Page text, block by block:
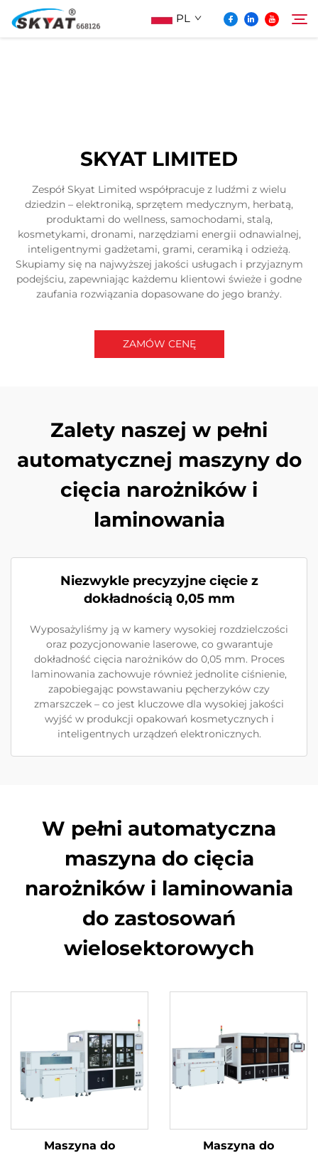
PL
Wideo I Zastosowanie
Projektowanie
Skontaktuj się z nami
SKYAT LIMITED
Zespół Skyat Limited współpracuje z ludźmi z wielu
dziedzin – elektroniką, sprzętem medycznym, herbatą,
produktami do wellness, samochodami, stalą,
kosmetykami, dronami, narzędziami energii odnawialnej,
inteligentnymi gadżetami, grami, ceramiką i odzieżą.
Skupiamy się na najwyższej jakości usługach i przyjaznym
podejściu, zapewniając każdemu klientowi świeże i godne
zaufania rozwiązania dopasowane do jego branży.
ZAMÓW CENĘ
Zalety naszej w pełni
automatycznej maszyny do
cięcia narożników i
laminowania
Niezwykle precyzyjne cięcie z
dokładnością 0,05 mm
Wyposażyliśmy ją w kamery wysokiej rozdzielczości
oraz pozycjonowanie laserowe, co gwarantuje
dokładność cięcia narożników do 0,05 mm. Proces
laminowania zachowuje również jednolite ciśnienie,
zapobiegając powstawaniu pęcherzyków czy
zmarszczek – co jest kluczowe dla wysokiej jakości
wyjść w produkcji opakowań kosmetycznych i
inteligentnych urządzeń elektronicznych.
W pełni automatyczna
maszyna do cięcia
narożników i laminowania
do zastosowań
wielosektorowych
Maszyna do
Maszyna do